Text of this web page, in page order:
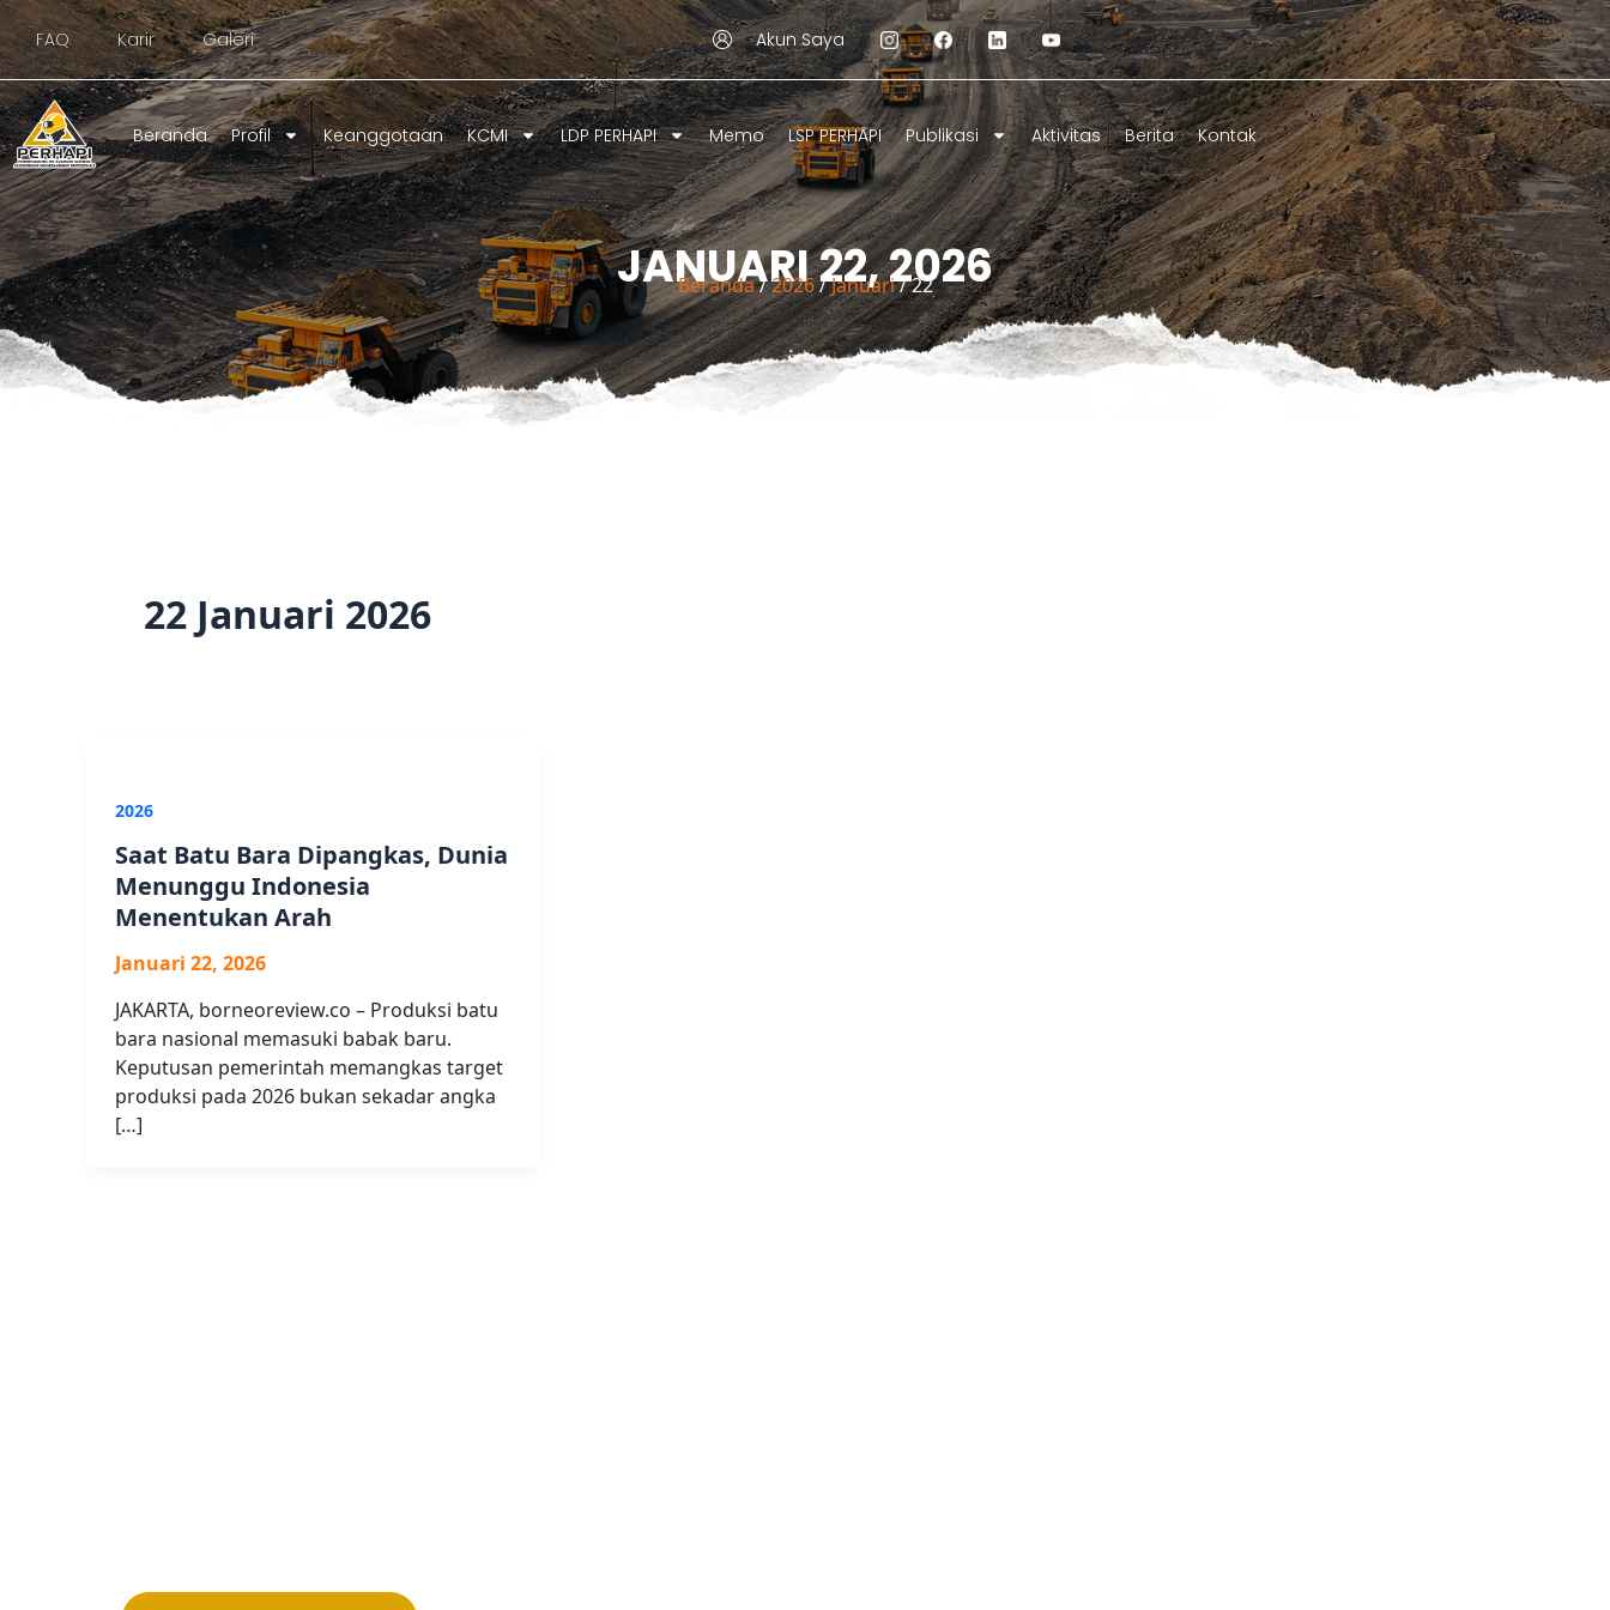
Lewati
ke
konten
FAQ Karir Galeri Akun Saya
Beranda Profil Keanggotaan KCMI LDP PERHAPI Memo LSP PERHAPI Publikasi Aktivitas Berita Kontak
JANUARI 22, 2026
Beranda/2026/Januari/ 22
22 Januari 2026
2026
Saat Batu Bara Dipangkas, Dunia
Menunggu Indonesia
Menentukan Arah
Januari 22, 2026
JAKARTA, borneoreview.co – Produksi batu
bara nasional memasuki babak baru.
Keputusan pemerintah memangkas target
produksi pada 2026 bukan sekadar angka
[…]